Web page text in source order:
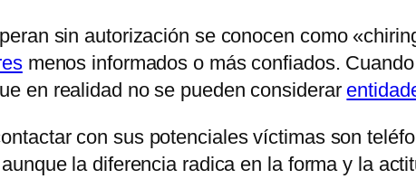
sin autorización se conocen como
menos informados o más confiados.
en realidad no se pueden considerar
con sus potenciales víctimas son
la diferencia radica en la forma y la